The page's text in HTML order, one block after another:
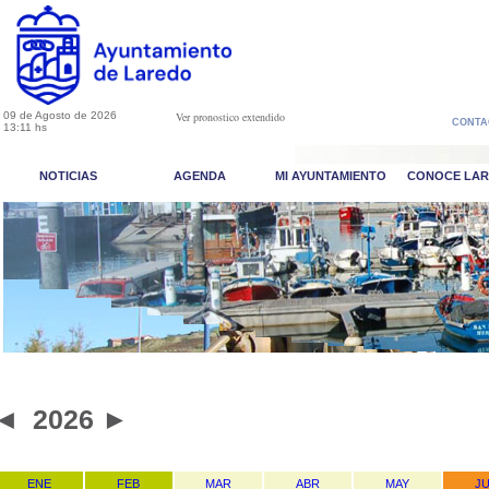
09 de Agosto de 2026
13:11 hs
Ver pronostico extendido
NOTICIAS AGENDA MI AYUNTAMIENTO CONOCE
2026 ►
ENE FEB MAR ABR MAY